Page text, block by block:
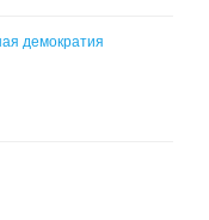
демократия